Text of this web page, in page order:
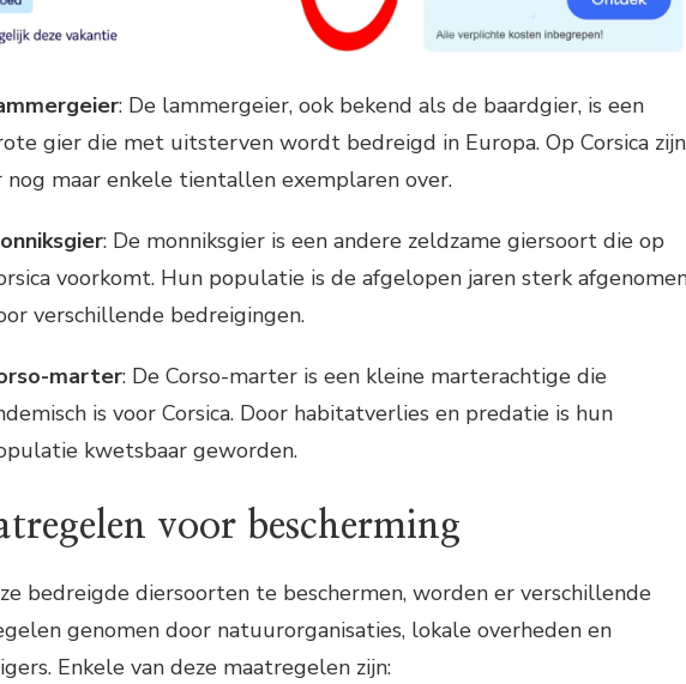
: De lammergeier, ook bekend als de baardgier, is een
gier die met uitsterven wordt bedreigd in Europa. Op Corsica zijn
nog maar enkele tientallen exemplaren over.
: De monniksgier is een andere zeldzame giersoort die op
voorkomt. Hun populatie is de afgelopen jaren sterk
verschillende bedreigingen.
marter: De Corso-marter is een kleine marterachtige die
is voor Corsica. Door habitatverlies en predatie is hun
kwetsbaar geworden.
voor bescherming
bedreigde diersoorten te beschermen, worden er verschillende
genomen door natuurorganisaties, lokale overheden en
Enkele van deze maatregelen zijn: